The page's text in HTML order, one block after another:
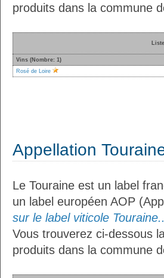
produits dans la commune
Vins (Nombre: 1)
Rosé de Loire
Appellation
Le Touraine est un label
un label européen AOP
sur le label viticole
Vous trouverez ci-dessous
produits dans la commune